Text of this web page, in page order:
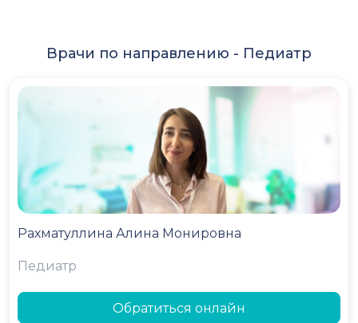
Врачи по направлению - Педиатр
Рахматуллина Алина Монировна
Педиатр
Обратиться онлайн